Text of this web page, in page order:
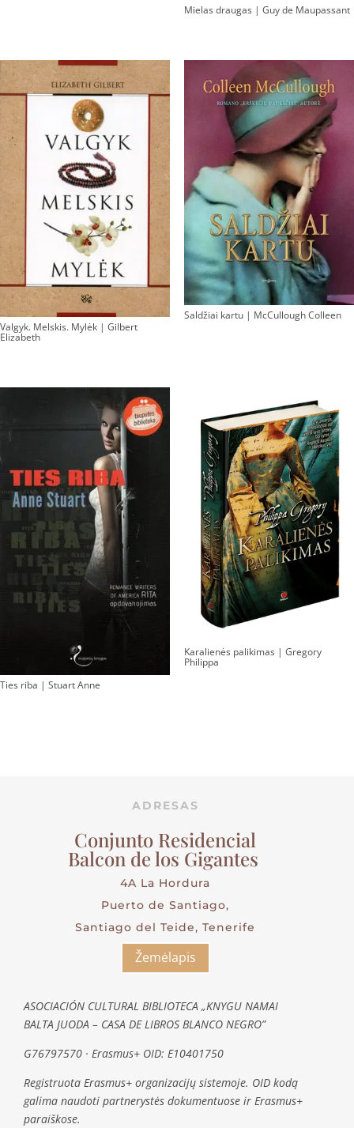
Mielas draugas | Guy de Maupassant
Valgyk. Melskis. Mylėk | Gilbert
Elizabeth
Saldžiai kartu | McCullough Colleen
Ties riba | Stuart Anne
Karalienės palikimas | Gregory
Philippa
ADRESAS
Conjunto Residencial
Balcon de los Gigantes
4A La Hordura
Puerto de Santiago,
Santiago del Teide, Tenerife
Žemėlapis
ASOCIACIÓN CULTURAL BIBLIOTECA „KNYGU NAMAI
BALTA JUODA – CASA DE LIBROS BLANCO NEGRO”
G76797570 · Erasmus+ OID: E10401750
Registruota Erasmus+ organizacijų sistemoje. OID kodą
galima naudoti partnerystės dokumentuose ir Erasmus+
paraiškose.